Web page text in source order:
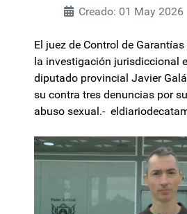
Creado: 01 May 2026
El juez de Control de
la investigación jurisdiccional
diputado provincial Javier
su contra tres denuncias por
abuso sexual.-